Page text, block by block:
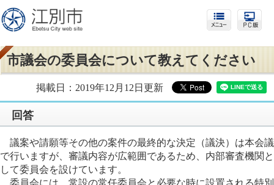
市議会の委員会について教えてください
掲載日：2019年12月12日更新
回答
議案や請願等その他の案件の最終的な決定（議決）は本会議
で行いますが、審議内容が広範囲であるため、内部審査機関と
して委員会を設けています。